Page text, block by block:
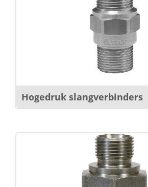
Hogedruk slangverbinders